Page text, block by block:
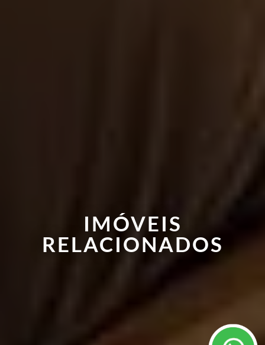
IMÓVEIS
RELACIONADOS